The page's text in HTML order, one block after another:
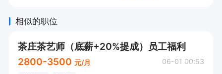
相似的职位
茶庄茶艺师（底薪+20%提成）员工福利
2800-3500 元/月 06-01 00:53